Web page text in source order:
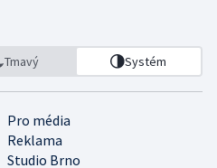
Tmavý Systém
Pro média
Reklama
Studio Brno